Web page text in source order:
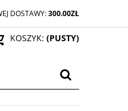
DOSTAWY:300.00ZŁ
KOSZYK: (PUSTY)